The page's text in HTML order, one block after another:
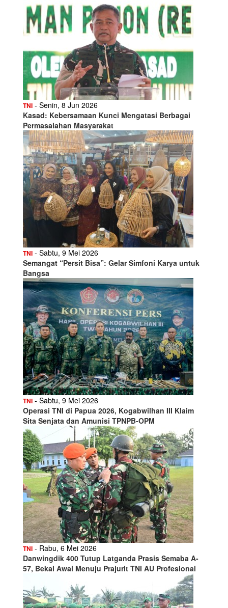
TNI - Senin, 8 Jun 2026
Kasad: Kebersamaan Kunci Mengatasi Berbagai
Permasalahan Masyarakat
TNI - Sabtu, 9 Mei 2026
Semangat “Persit Bisa”: Gelar Simfoni Karya untuk
Bangsa
TNI - Sabtu, 9 Mei 2026
Operasi TNI di Papua 2026, Kogabwilhan III Klaim
Sita Senjata dan Amunisi TPNPB-OPM
TNI - Rabu, 6 Mei 2026
Danwingdik 400 Tutup Latganda Prasis Semaba A-
57, Bekal Awal Menuju Prajurit TNI AU Profesional